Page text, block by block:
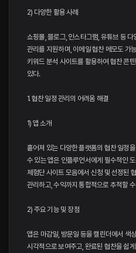
2) 다양한 활용 사례
쇼핑몰, 블로그, 인스타그램, 유튜브 등
관리를 지원하며, 이메일 협찬 메모도 가
키워드 분석 사이트를 활용하여 협찬 콘
있다.
1. 협찬 일정 관리의 어려움 해결
1) 앱 소개
흩어져 있는 다양한 플랫폼의 협찬 일정
수 있는 앱은 인플루언서에게 필수적인
체험단 사이트 모음에서 신청 및 선정된
관리하고, 수익까지 통합적으로 추적할
2) 주요 기능 및 장점
앱은 마감일, 방문일 등을 캘린더에서 색
시각적으로 보여주고, 완료된 협찬을 쉽